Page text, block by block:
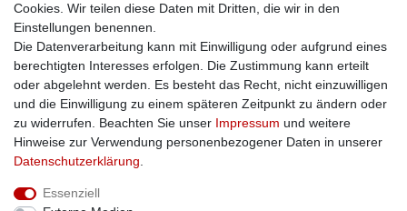
AGB
Altölentsorgung
Batterieentsorgung
Datenschutz
Lieferbedingungen
Widerrufsbelehrung
Widerrufsformular
Zahlungsarten
Bankdaten
SSL: Sicher einkaufen!
Cookies. Wir teilen diese Daten mit Dritten, die wir in den
Einstellungen benennen.
Die Datenverarbeitung kann mit Einwilligung oder aufgrund eines
berechtigten Interesses erfolgen. Die Zustimmung kann erteilt
oder abgelehnt werden. Es besteht das Recht, nicht einzuwilligen
und die Einwilligung zu einem späteren Zeitpunkt zu ändern oder
zu widerrufen. Beachten Sie unser Impressum und weitere
Hinweise zur Verwendung personenbezogener Daten in unserer
Daten­schutz­erklärung
Essenziell